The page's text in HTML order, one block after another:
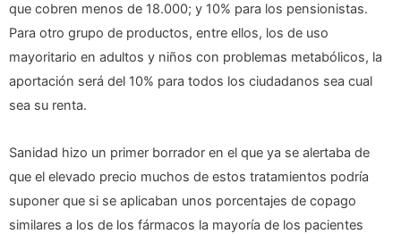
que cobren menos de 18.000; y 10% para los pensionistas.
Para otro grupo de productos, entre ellos, los de uso
mayoritario en adultos y niños con problemas metabólicos, la
aportación será del 10% para todos los ciudadanos sea cual
sea su renta.
Sanidad hizo un primer borrador en el que ya se alertaba de
que el elevado precio muchos de estos tratamientos podría
suponer que si se aplicaban unos porcentajes de copago
similares a los de los fármacos la mayoría de los pacientes